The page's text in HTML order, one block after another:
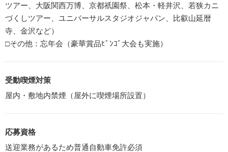
ツアー、大阪関西万博、京都祇園祭、松本・軽井沢、若狭カニ
づくしツアー、ユニバーサルスタジオジャパン、比叡山延暦
寺、金沢など）
□その他：忘年会（豪華賞品ﾋﾞﾝｺﾞ大会も実施）
受動喫煙対策
屋内・敷地内禁煙（屋外に喫煙場所設置）
応募資格
送迎業務があるため普通自動車免許必須